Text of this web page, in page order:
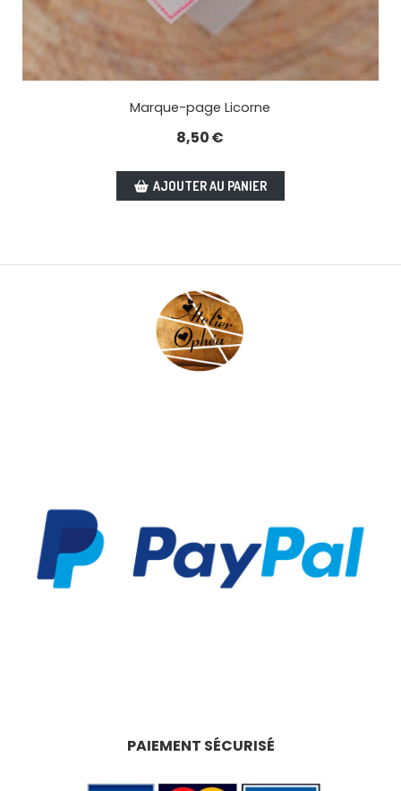
Marque-page Licorne
8,50€
AJOUTER AU PANIER
PAIEMENT SÉCURISÉ